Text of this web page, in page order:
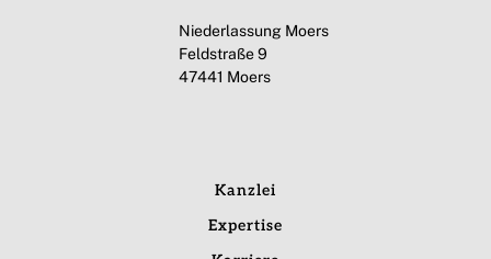
Niederlassung Moers
Feldstraße 9
47441 Moers
Kanzlei
Expertise